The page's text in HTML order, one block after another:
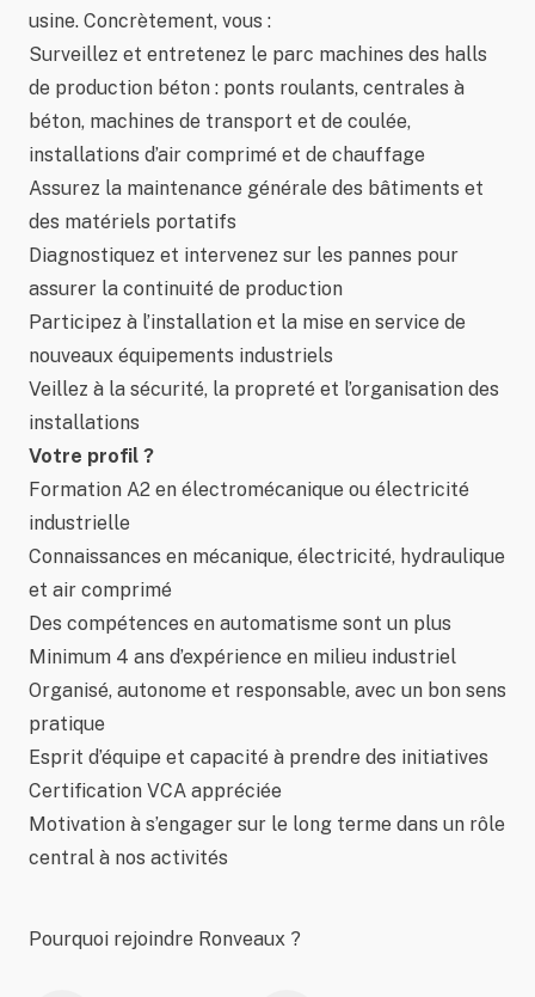
usine. Concrètement, vous :
Surveillez et entretenez le parc machines des halls
de production béton : ponts roulants, centrales à
béton, machines de transport et de coulée,
installations d’air comprimé et de chauffage
Assurez la maintenance générale des bâtiments et
des matériels portatifs
Diagnostiquez et intervenez sur les pannes pour
assurer la continuité de production
Participez à l’installation et la mise en service de
nouveaux équipements industriels
Veillez à la sécurité, la propreté et l’organisation des
installations
Votre profil ?
Formation A2 en électromécanique ou électricité
industrielle
Connaissances en mécanique, électricité, hydraulique
et air comprimé
Des compétences en automatisme sont un plus
Minimum 4 ans d’expérience en milieu industriel
Organisé, autonome et responsable, avec un bon sens
pratique
Esprit d’équipe et capacité à prendre des initiatives
Certification VCA appréciée
Motivation à s’engager sur le long terme dans un rôle
central à nos activités
Pourquoi rejoindre Ronveaux ?